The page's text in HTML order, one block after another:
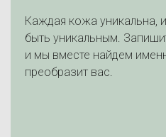
Каждая кожа уникальна,
быть уникальным.
и мы вместе найдем
преобразит вас.